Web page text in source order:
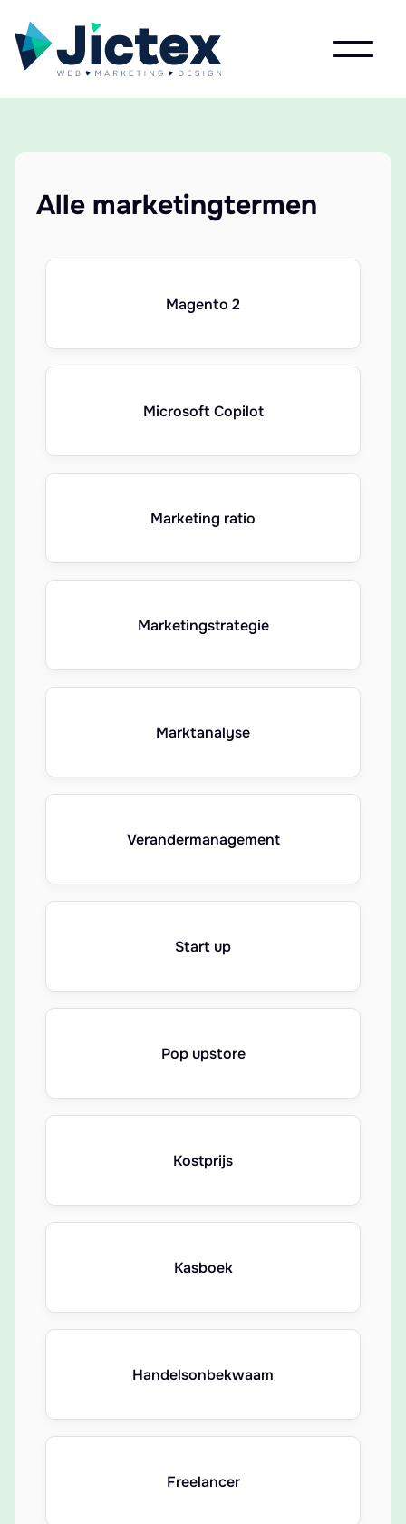
Alle marketingtermen
Magento 2
Microsoft Copilot
Marketing ratio
Marketingstrategie
Marktanalyse
Verandermanagement
Start up
Pop upstore
Kostprijs
Kasboek
Handelsonbekwaam
Freelancer